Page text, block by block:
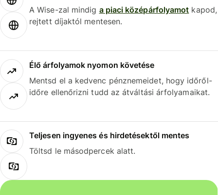
A Wise-zal mindig a piaci középárfolyamot kapod,
rejtett díjaktól mentesen.
Élő árfolyamok nyomon követése
Mentsd el a kedvenc pénznemeidet, hogy időről-
időre ellenőrizni tudd az átváltási árfolyamaikat.
Teljesen ingyenes és hirdetésektől mentes
Töltsd le másodpercek alatt.